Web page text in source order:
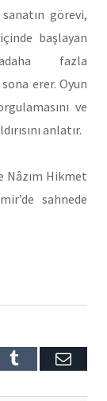
sanatın görevi,
başlayan
fazla
erer. Oyun
ve
anlatır.
Nâzım Hikmet
sahnede
Tumblr E-